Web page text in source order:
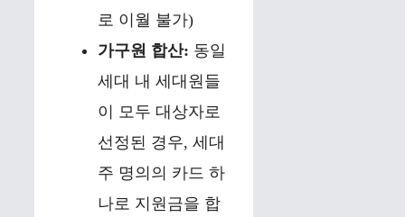
로 이월 불가)
가구원 합산: 동일
세대 내 세대원들
이 모두 대상자로
선정된 경우, 세대
주 명의의 카드 하
나로 지원금을 합